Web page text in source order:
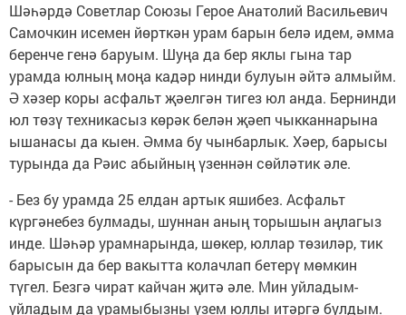
Шәһәрдә Советлар Союзы Герое Анатолий Васильевич
Самочкин исемен йөрткән урам барын белә идем, әмма
беренче генә баруым. Шуңа да бер яклы гына тар
урамда юлның моңа кадәр нинди булуын әйтә алмыйм.
Ә хәзер коры асфальт җәелгән тигез юл анда. Бернинди
юл төзү техникасыз көрәк белән җәеп чыкканнарына
ышанасы да кыен. Әмма бу чынбарлык. Хәер, барысы
турында да Рәис абыйның үзеннән сөйләтик әле.
- Без бу урамда 25 елдан артык яшибез. Асфальт
күргәнебез булмады, шуннан аның торышын аңлагыз
инде. Шәһәр урамнарында, шөкер, юллар төзиләр, тик
барысын да бер вакытта колачлап бетерү мөмкин
түгел. Безгә чират кайчан җитә әле. Мин уйладым-
уйладым да урамыбызны үзем юллы итәргә булдым.